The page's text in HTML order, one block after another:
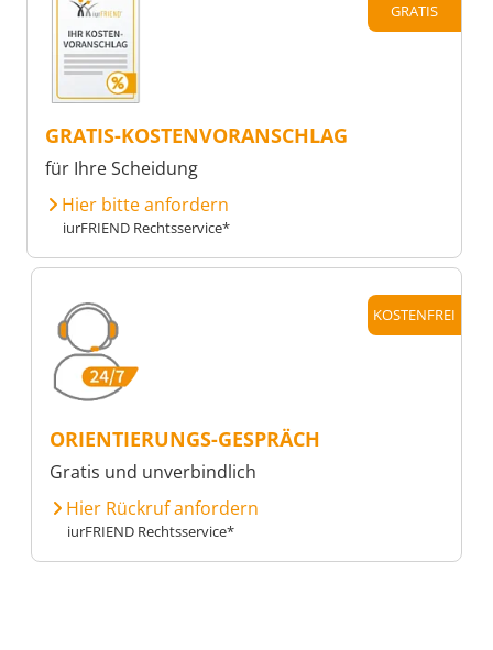
GRATIS
GRATIS-KOSTENVORANSCHLAG
für Ihre Scheidung
Hier bitte anfordern
iurFRIEND Rechtsservice*
KOSTENFREI
ORIENTIERUNGS-GESPRÄCH
Gratis und unverbindlich
Hier Rückruf anfordern
iurFRIEND Rechtsservice*